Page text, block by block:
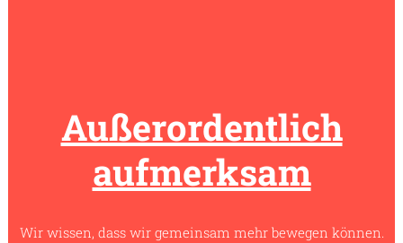
Außerordentlich
aufmerksam
Wir wissen, dass wir gemeinsam mehr bewegen können.